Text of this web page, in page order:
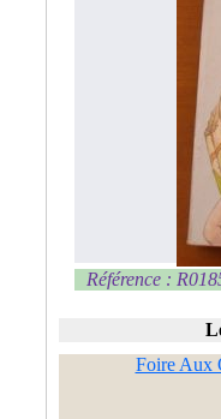
Référence :
Foire Aux